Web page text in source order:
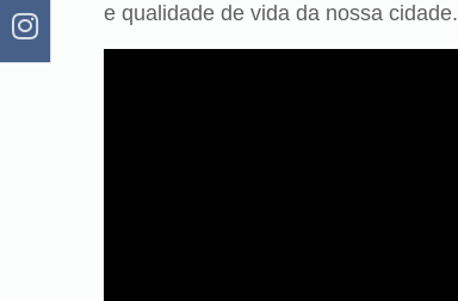
e qualidade de vida da nossa cidade.